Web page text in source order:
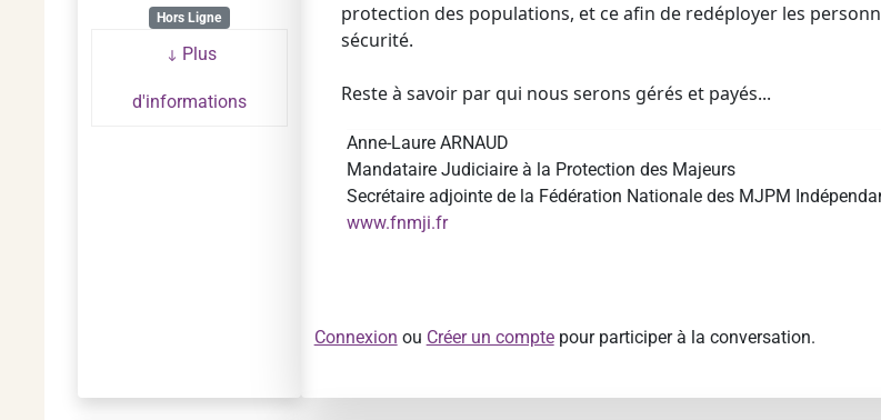
Hors Ligne
Plus
d'informations
protection des populations, et ce afin de redéployer les
sécurité.
Reste à savoir par qui nous serons gérés et payés...
Anne-Laure ARNAUD
Mandataire Judiciaire à la Protection des Majeurs
Secrétaire adjointe de la Fédération Nationale des MJPM
www.fnmji.fr
Connexion ou Créer un comptepour participer à la conversation.